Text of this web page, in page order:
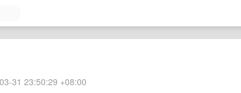
31 23:50:29 +08:00